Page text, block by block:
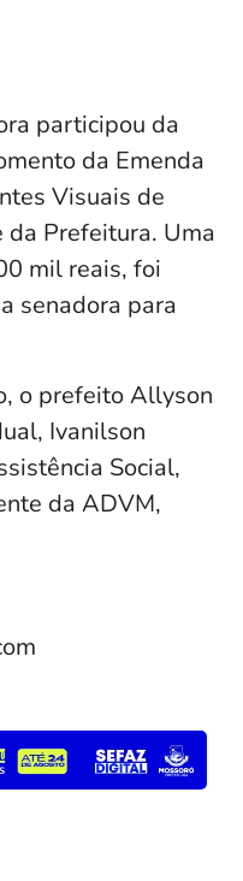
participou da
da Emenda
Visuais de
da Prefeitura. Uma
mil reais, foi
senadora para
o prefeito Allyson
Ivanilson
Social,
da ADVM,